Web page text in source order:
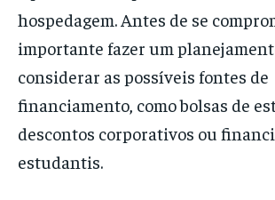
hospedagem. Antes de se
importante fazer um
considerar as possíveis fontes de
financiamento, como bolsas de
descontos corporativos ou
estudantis.